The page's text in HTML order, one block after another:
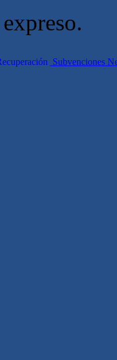
Subvenciones